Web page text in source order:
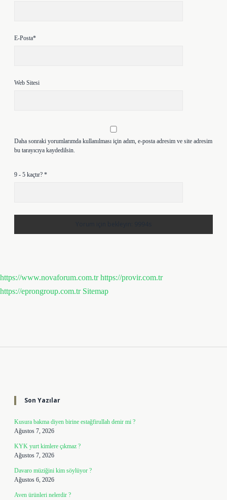
E-Posta*
Web Sitesi
Daha sonraki yorumlarımda kullanılması için adım, e-posta adresim ve site adresim
bu tarayıcıya kaydedilsin.
9 - 5 kaçtır? *
https://www.novaforum.com.tr https://provir.com.tr
https://eprongroup.com.tr Sitemap
Son Yazılar
Kusura bakma diyen birine estağfirullah denir mi ?
Ağustos 7, 2026
KYK yurt kimlere çıkmaz ?
Ağustos 7, 2026
Davaro müziğini kim söylüyor ?
Ağustos 6, 2026
Aven ürünleri nelerdir ?